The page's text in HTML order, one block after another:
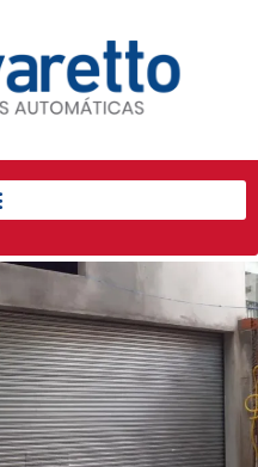
Início
Produtos
Porta de Enrolar Automática
Automatizadores
Acessórios Para Portas de
Enrolar
Pintura eletrostática